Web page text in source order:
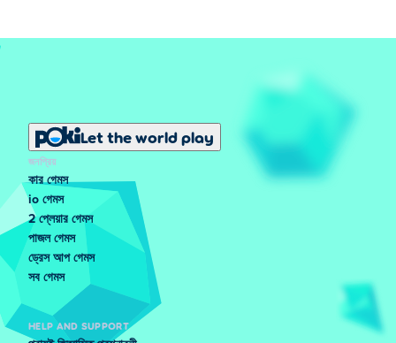
Let the world play
জনপ্রিয়
কার গেমস
io গেমস
2 প্লেয়ার গেমস
পাজল গেমস
ড্রেস আপ গেমস
সব গেমস
HELP AND SUPPORT